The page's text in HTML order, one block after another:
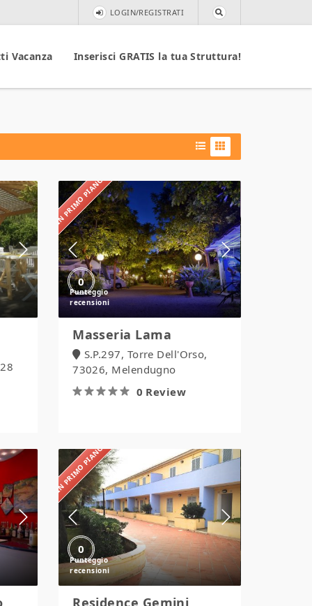
LOGIN/REGISTRATI
Vacanza Inserisci GRATIS la tua Struttura!
IN PRIMO PIANO
0
Masseria
Lama
Masseria Lama
S.P.297, Torre Dell'Orso,
73026, Melendugno
0 Review
IN PRIMO PIANO
0
Residence
Gemini
Residence Gemini